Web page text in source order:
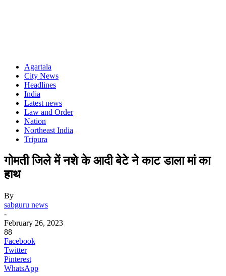
Agartala
City News
Headlines
India
Latest news
Law and Order
Nation
Northeast India
Tripura
गोमती जिले में नशे के आदी बेटे ने काट डाला मां का
हाथ
By
sabguru news
-
February 26, 2023
88
Facebook
Twitter
Pinterest
WhatsApp